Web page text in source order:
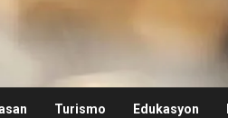
Turismo Edukasyon